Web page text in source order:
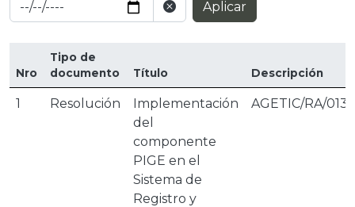
Aplicar
Nro
Tipo de
documento
Título Descripción
1 Resolución
Implementación
del
componente
PIGE en el
Sistema de
Registro y
AGETIC/RA/